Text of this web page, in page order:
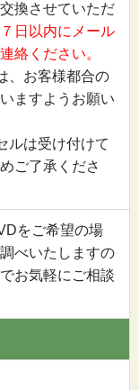
換させていただ
日以内にメール
絡ください。
、お客様都合の
ますようお願い
ルは受け付けて
ご了承くださ
をご希望の場
べいたしますの
お気軽にご相談